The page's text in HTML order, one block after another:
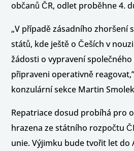
občanů ČR, odlet proběhne 4.
„V případě zásadního zhoršení
států, kde ještě o Češích v
žádosti o vypravení
připraveni operativně
konzulární sekce Martin
Repatriace dosud probíhá pro
hrazena ze státního rozpočtu
unie. Výjimku bude tvořit let do